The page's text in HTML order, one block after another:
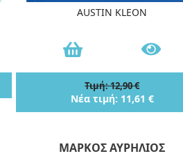
AUSTIN KLEON
Τιμή: 12,90 €
Νέα τιμή: 11,61 €
ΜΑΡΚΟΣ ΑΥΡΗΛΙΟΣ